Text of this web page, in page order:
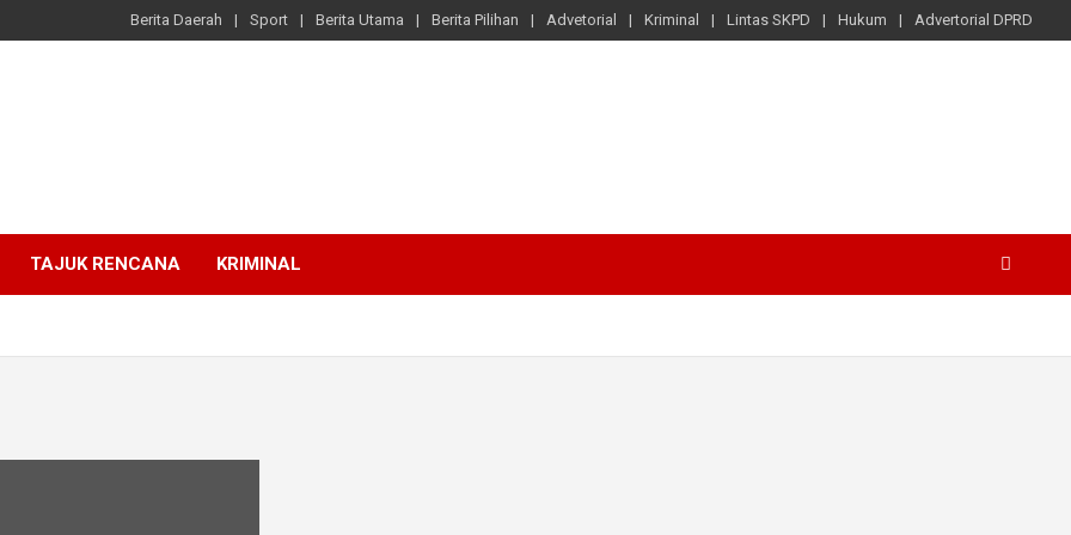
Berita Daerah Sport Berita Utama Berita Pilihan Advetorial Kriminal Lintas SKPD Hukum Advertorial DPRD
TAJUK RENCANA KRIMINAL